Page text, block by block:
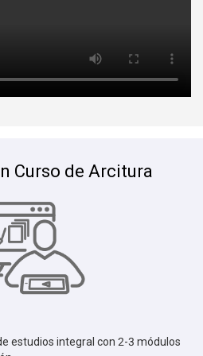
Curso de Arcitura
estudios integral con 2-3 módulos